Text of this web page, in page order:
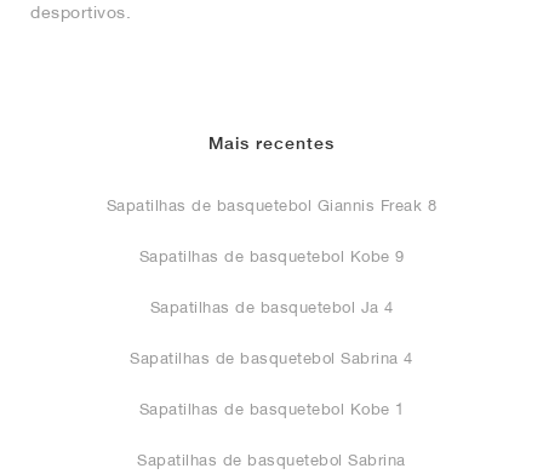
desportivos.
Mais recentes
Sapatilhas de basquetebol Giannis Freak 8
Sapatilhas de basquetebol Kobe 9
Sapatilhas de basquetebol Ja 4
Sapatilhas de basquetebol Sabrina 4
Sapatilhas de basquetebol Kobe 1
Sapatilhas de basquetebol Sabrina